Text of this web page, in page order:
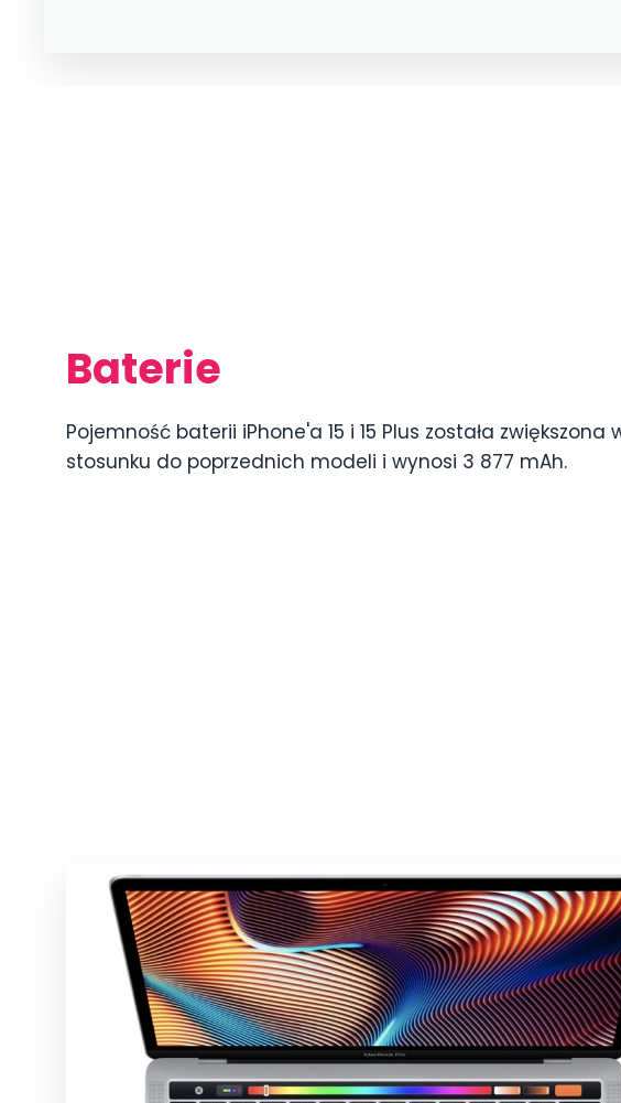
Baterie
Pojemność baterii iPhone'a 15 i 15 Plus została zwiększona
stosunku do poprzednich modeli i wynosi 3 877 mAh.